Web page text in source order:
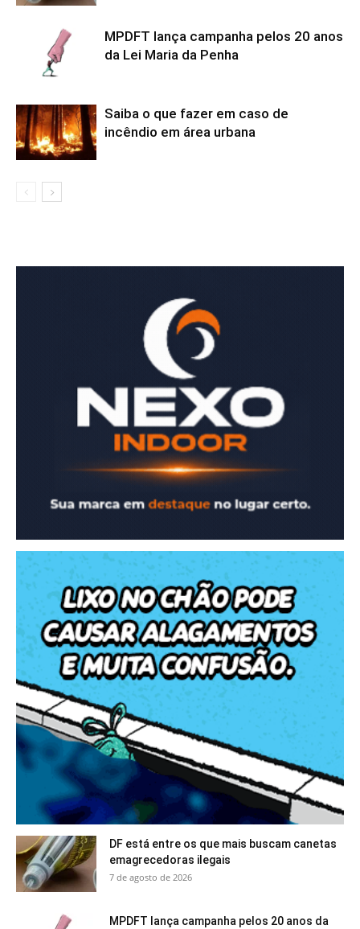
MPDFT lança campanha pelos 20 anos
da Lei Maria da Penha
Saiba o que fazer em caso de
incêndio em área urbana
DF está entre os que mais buscam canetas
emagrecedoras ilegais
7 de agosto de 2026
MPDFT lança campanha pelos 20 anos da